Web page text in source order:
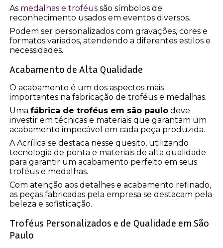
As medalhas e troféus são símbolos de
reconhecimento usados em eventos diversos.
Podem ser personalizados com gravações, cores e
formatos variados, atendendo a diferentes estilos e
necessidades.
Acabamento de Alta Qualidade
O acabamento é um dos aspectos mais
importantes na fabricação de troféus e medalhas.
Umafábrica de troféus em são paulo deve
investir em técnicas e materiais que garantam um
acabamento impecável em cada peça produzida.
A Acrílica se destaca nesse quesito, utilizando
tecnologia de ponta e materiais de alta qualidade
para garantir um acabamento perfeito em seus
troféus e medalhas.
Com atenção aos detalhes e acabamento refinado,
as peças fabricadas pela empresa se destacam pela
beleza e sofisticação.
Troféus Personalizados e de Qualidade em São
Paulo